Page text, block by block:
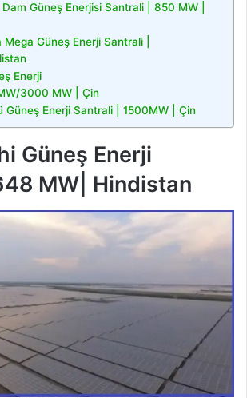
Güneş Enerjisi Santrali | 850 MW |
Güneş Enerji Santrali |
Enerji
3000 MW | Çin
Güneş Enerji Santrali | 1500MW | Çin
Güneş Enerji
MW| Hindistan